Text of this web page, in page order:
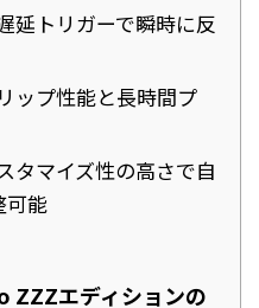
延トリガーで瞬時に反
ップ性能と長時間プ
タマイズ性の高さで自
可能
ZZZエディションの